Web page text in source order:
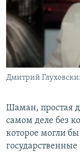
Дмитрий
Шаман, простая
самом деле без
которое могли